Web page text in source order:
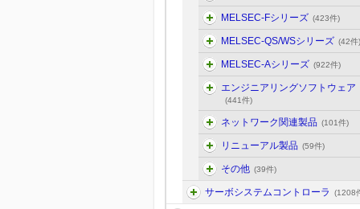
MELSEC-Fシリーズ (423件)
MELSEC-QS/WSシリーズ (42件)
MELSEC-Aシリーズ (922件)
エンジニアリングソフトウェア
(441件)
ネットワーク関連製品 (101件)
リニューアル製品 (59件)
その他 (39件)
サーボシステムコントローラ (1208